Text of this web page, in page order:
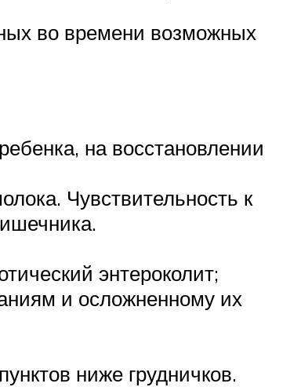
во времени возможных
на восстановлении
Чувствительность к
энтероколит;
и осложненному их
ниже грудничков.